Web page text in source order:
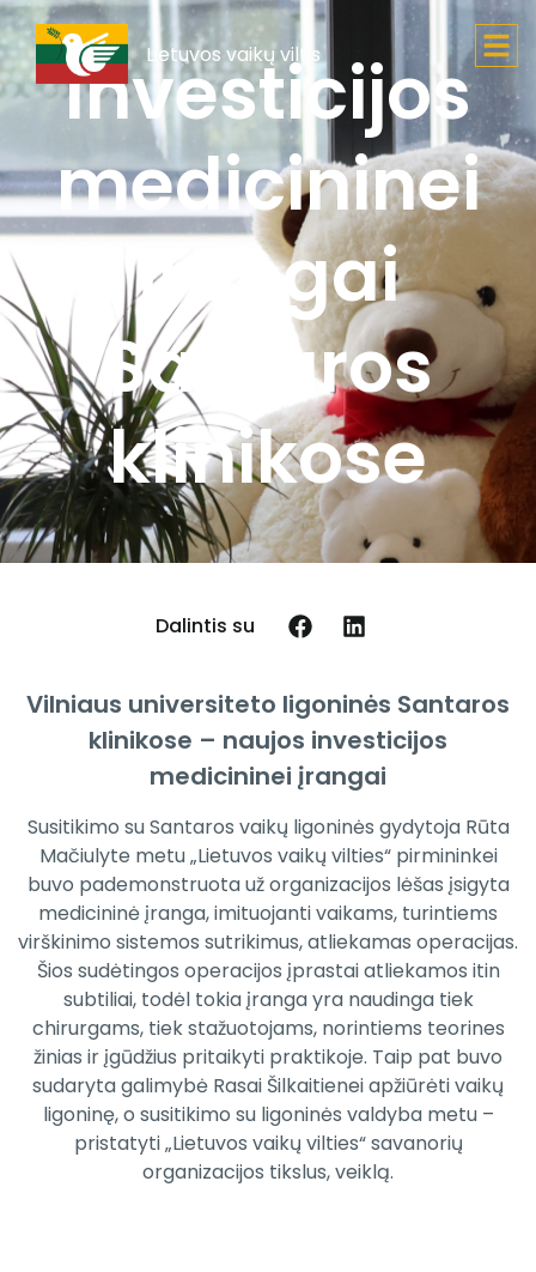
Lietuvos vaikų viltis
Investicijos
medicininei
ịrangai
Santaros
klinikose
Dalintis su
Vilniaus universiteto ligoninės Santaros
klinikose – naujos investicijos
medicininei įrangai
Susitikimo su Santaros vaikų ligoninės gydytoja Rūta
Mačiulyte metu „Lietuvos vaikų vilties“ pirmininkei
buvo pademonstruota už organizacijos lėšas įsigyta
medicininė įranga, imituojanti vaikams, turintiems
virškinimo sistemos sutrikimus, atliekamas operacijas.
Šios sudėtingos operacijos įprastai atliekamos itin
subtiliai, todėl tokia įranga yra naudinga tiek
chirurgams, tiek stažuotojams, norintiems teorines
žinias ir įgūdžius pritaikyti praktikoje. Taip pat buvo
sudaryta galimybė Rasai Šilkaitienei apžiūrėti vaikų
ligoninę, o susitikimo su ligoninės valdyba metu –
pristatyti „Lietuvos vaikų vilties“ savanorių
organizacijos tikslus, veiklą.